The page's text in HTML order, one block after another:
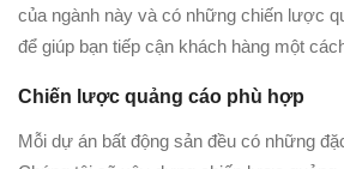
của ngành này và có những chiến lược
để giúp bạn tiếp cận khách hàng một
Chiến lược quảng cáo phù hợp
Mỗi dự án bất động sản đều có những